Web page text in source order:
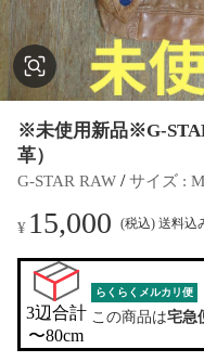
※未使用新品※G-
革）
G-STAR RAW / サイズ : M
¥ 15,000 (税込) 送料込
3辺合計
〜80cm
らくらくメルカリ便
この商品は宅急